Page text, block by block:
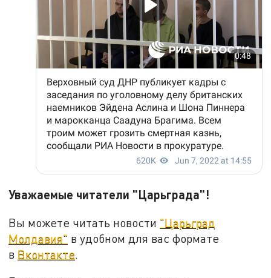
Уважаемые читатели "Царьграда"!
Вы можете читать новости "Царьград
Молдавия" в удобном для вас формате
в Вконтакте